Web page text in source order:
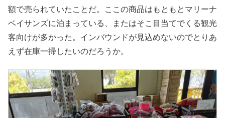
額で売られていたことだ。ここの商品はもともとマリーナ
ベイサンズに泊まっている、またはそこ目当てでくる観光
客向けが多かった。インバウンドが見込めないのでとりあ
えず在庫一掃したいのだろうか。